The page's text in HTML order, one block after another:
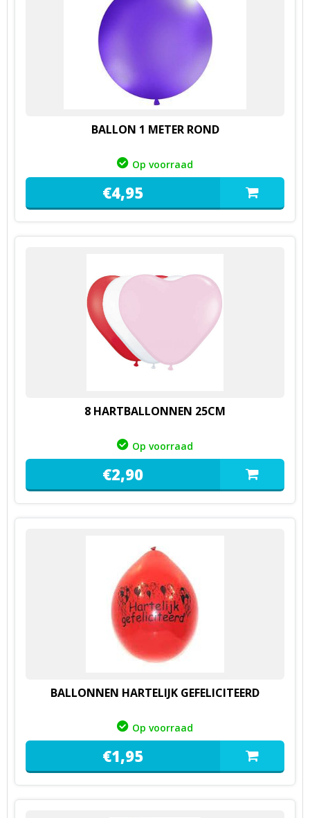
BALLON 1 METER ROND
Op voorraad
€4,95
8 HARTBALLONNEN 25CM
Op voorraad
€2,90
BALLONNEN HARTELIJK GEFELICITEERD
Op voorraad
€1,95